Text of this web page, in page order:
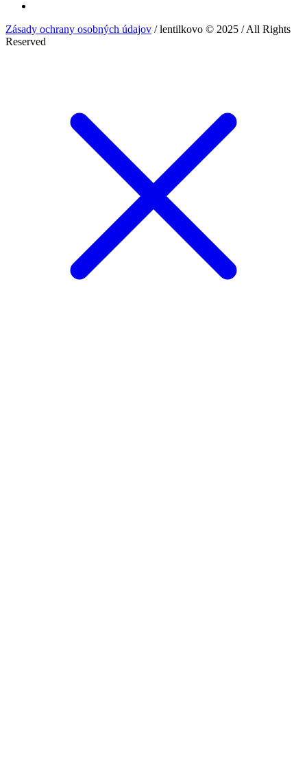
Zásady ochrany osobných údajov / lentilkovo © 2025 / All Rights
Reserved